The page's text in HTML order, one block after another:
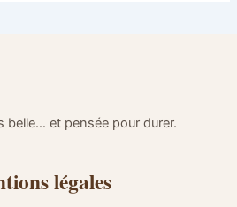
belle… et pensée pour durer.
légales